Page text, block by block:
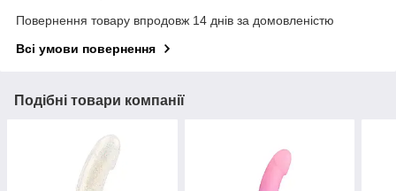
Повернення товару впродовж 14 днів за домовленістю
Всі умови повернення
Подібні товари компанії